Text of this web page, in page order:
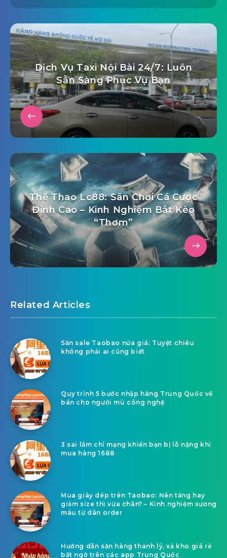
Dịch Vụ Taxi Nội Bài 24/7: Luôn
Sẵn Sàng Phục Vụ Bạn
Thể Thao Lc88: Sân Chơi Cá Cược
Đỉnh Cao – Kinh Nghiệm Bắt Kèo
“Thơm”
Related Articles
Săn sale Taobao nửa giá: Tuyệt chiêu
không phải ai cũng biết
Quy trình 5 bước nhập hàng Trung Quốc về
bán cho người mù công nghệ
3 sai lầm chí mạng khiến bạn bị lỗ nặng khi
mua hàng 1688
Mua giày dép trên Taobao: Nên tăng hay
giảm size thì vừa chân? – Kinh nghiệm xương
máu từ dân order
Hướng dẫn săn hàng thanh lý, xả kho giá rẻ
bất ngờ trên các app Trung Quốc